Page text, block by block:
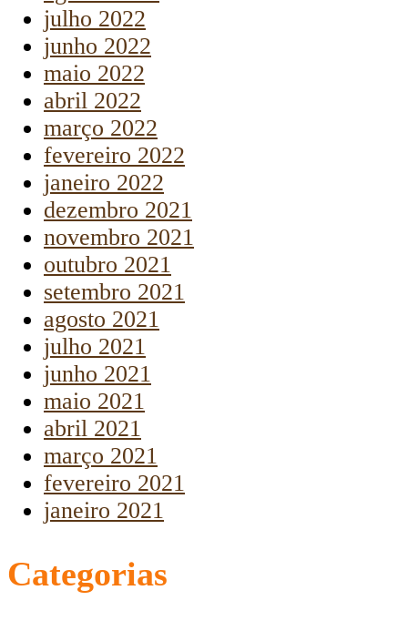
julho 2022
junho 2022
maio 2022
abril 2022
março 2022
fevereiro 2022
janeiro 2022
dezembro 2021
novembro 2021
outubro 2021
setembro 2021
agosto 2021
julho 2021
junho 2021
maio 2021
abril 2021
março 2021
fevereiro 2021
janeiro 2021
Categorias